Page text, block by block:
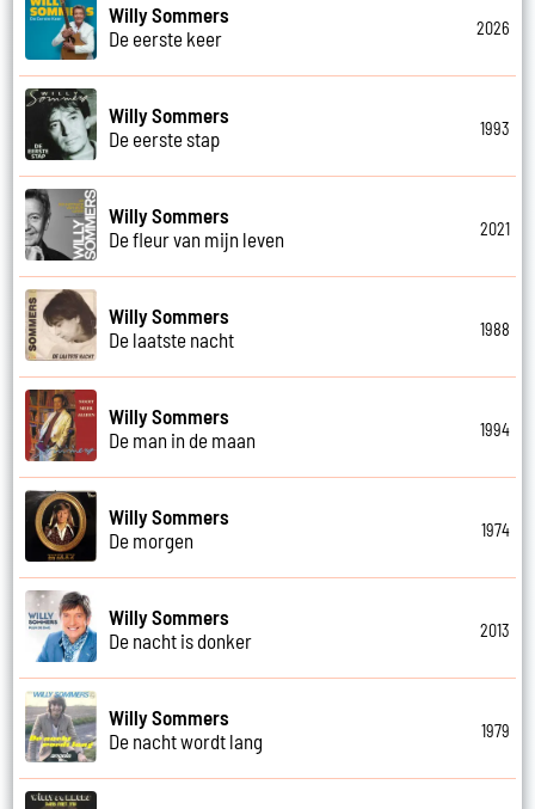
Willy Sommers
De eerste keer
2026
Willy Sommers
De eerste stap
1993
Willy Sommers
De fleur van mijn leven
2021
Willy Sommers
De laatste nacht
1988
Willy Sommers
De man in de maan
1994
Willy Sommers
De morgen
1974
Willy Sommers
De nacht is donker
2013
Willy Sommers
De nacht wordt lang
1979